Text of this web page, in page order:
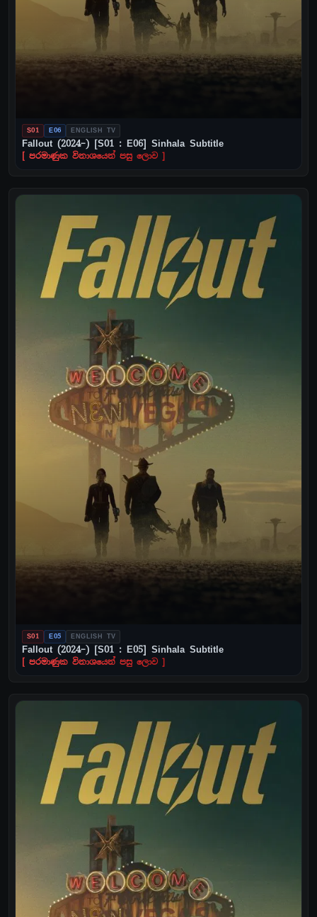
S01 E06 ENGLISH TV
Fallout (2024–) [S01 : E06] Sinhala Subtitle
[ පරමාණුක විනාශයෙන් පසු ලොව ]
S01 E05 ENGLISH TV
Fallout (2024–) [S01 : E05] Sinhala Subtitle
[ පරමාණුක විනාශයෙන් පසු ලොව ]